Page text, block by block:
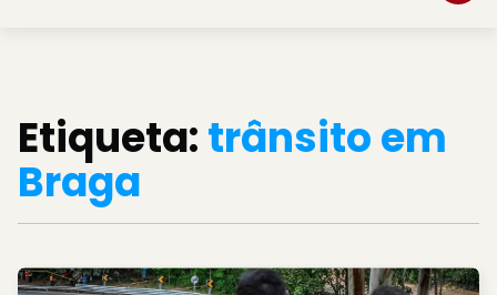
Etiqueta:trânsito em
Braga